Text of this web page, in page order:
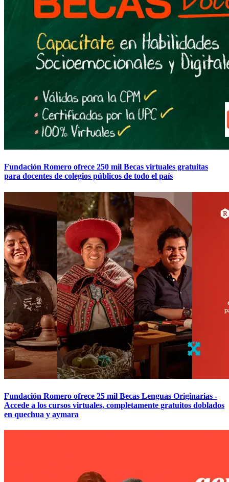
Fundación Romero ofrece 250 mil Becas virtuales gratuitas
para docentes de colegios públicos de todo el país
Fundación Romero ofrece 25 mil Becas Lenguas Originarias -
Accede a los cursos virtuales, completamente gratuitos doblados
en quechua y aymara